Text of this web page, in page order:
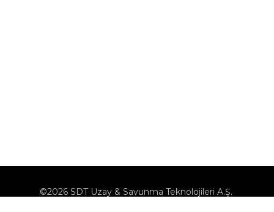
©2026 SDT Uzay & Savunma Teknolojileri A.Ş.